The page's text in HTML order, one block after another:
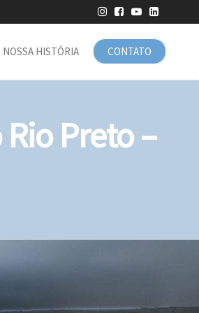
CONTATO
NOSSA HISTÓRIA
Preto –